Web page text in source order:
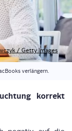
/ Get­ty Images
verlängern.
kor­rekt